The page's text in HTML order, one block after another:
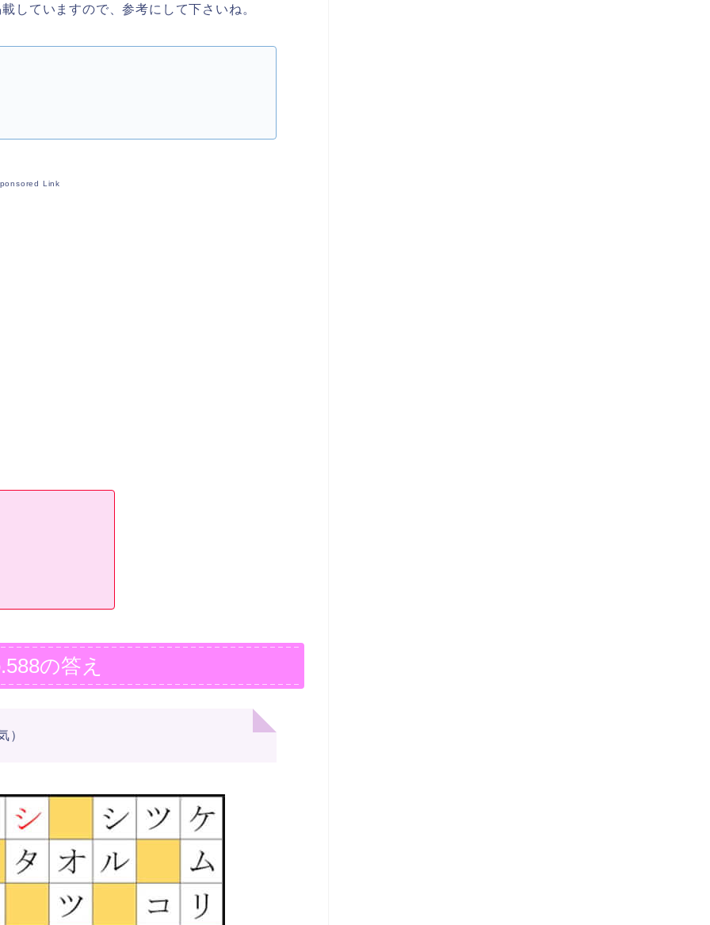
していますので、参考にして下さいね。
Link
の答え
）